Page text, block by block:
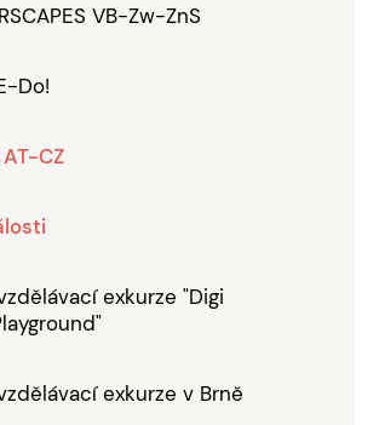
VB-Zw-ZnS
Do!
CZ
exkurze "Digi
exkurze v Brně